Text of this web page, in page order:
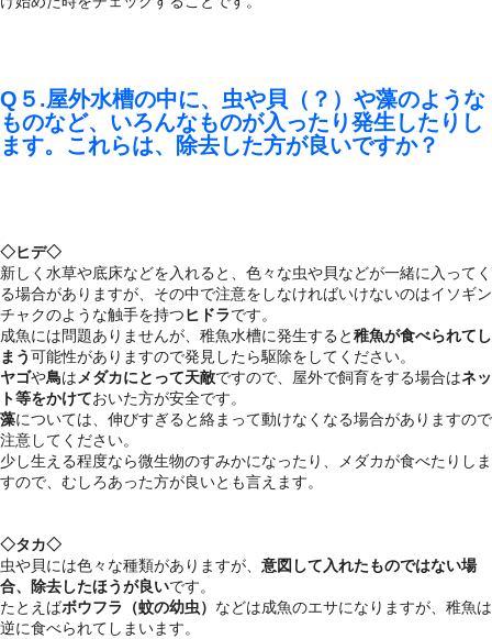
Q５.屋外水槽の中に、虫や貝（？）や藻のような
ものなど、いろんなものが入ったり発生したりし
ます。これらは、除去した方が良いですか？
◇ヒデ◇
新しく水草や底床などを入れると、色々な虫や貝などが一緒に入ってく
る場合がありますが、その中で注意をしなければいけないのはイソギン
チャクのような触手を持つヒドラです。
成魚には問題ありませんが、稚魚水槽に発生すると稚魚が食べられてし
まう可能性がありますので発見したら駆除をしてください。
ヤゴや鳥はメダカにとって天敵ですので、屋外で飼育をする場合はネッ
ト等をかけておいた方が安全です。
藻については、伸びすぎると絡まって動けなくなる場合がありますので
注意してください。
少し生える程度なら微生物のすみかになったり、メダカが食べたりしま
すので、むしろあった方が良いとも言えます。
◇タカ◇
虫や貝には色々な種類がありますが、 意図して入れたものではない場
合、除去したほうが良いです。
たとえばボウフラ（蚊の幼虫） などは成魚のエサになりますが、稚魚は
逆に食べられてしまいます。